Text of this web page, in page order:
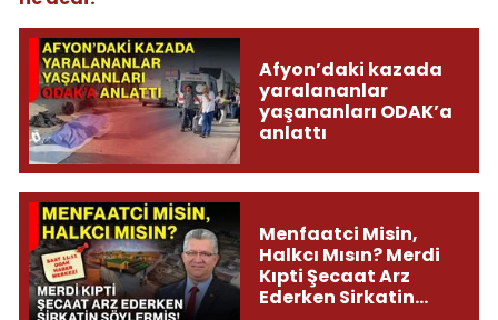
Afyon’daki kazada
yaralananlar
yaşananları ODAK’a
anlattı
Menfaatci Misin,
Halkcı Mısın? Merdi
Kıpti Şecaat Arz
Ederken Sirkatin